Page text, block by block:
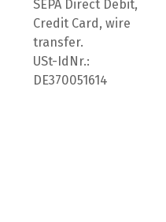
SEPA Direct Debit,
Credit Card, wire
transfer.
USt-IdNr.:
DE370051614